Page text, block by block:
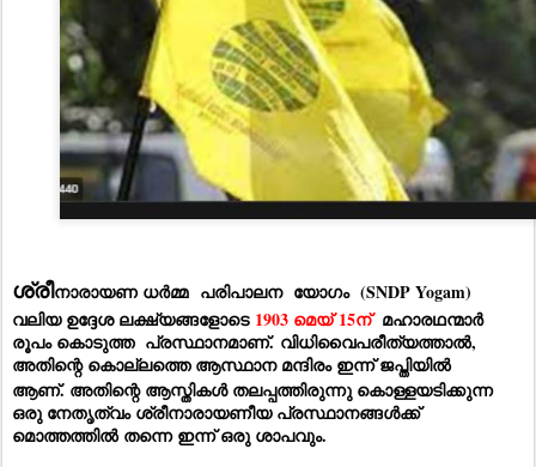
ശ്രീനാരായണ ധർമ്മ പരിപാലനയോഗം (SNDP Yogam)
വലിയ ഉദ്ദേശ ലക്ഷ്യങ്ങളോടെ 1903 മെയ്15ന് മഹാരഥന്മാർ
രൂപം കൊടുത്ത പ്രസ്ഥാനമാണ്. വിധിവൈപരീത്യത്താൽ,
അതിന്റെ കൊല്ലത്തെ ആസ്ഥാന മന്ദിരം ഇന്ന് ജപ്തിയിൽ
ആണ്. അതിന്റെ ആസ്തികൾ തലപ്പത്തിരുന്നു കൊള്ളയടിക്കുന്ന
ഒരു നേതൃത്വം ശ്രീനാരായണീയ പ്രസ്ഥാനങ്ങൾക്ക്
മൊത്തത്തിൽ തന്നെ ഇന്ന് ഒരു ശാപവും.